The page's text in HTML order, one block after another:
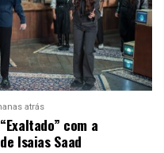
atrás
com a
Isaias Saad